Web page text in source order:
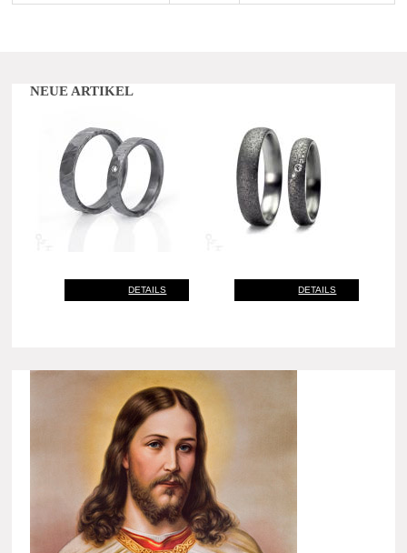
NEUE ARTIKEL
DETAILS DETAILS